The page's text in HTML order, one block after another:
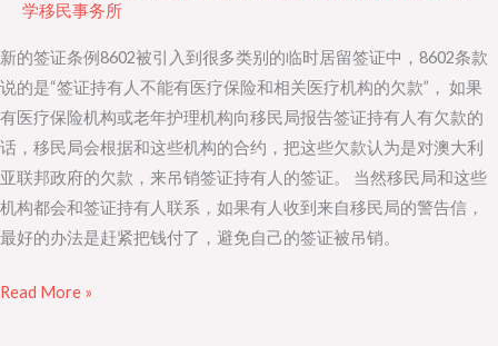
学移民事务所
新的签证条例8602被引入到很多类别的临时居留签证中，8602条款
说的是“签证持有人不能有医疗保险和相关医疗机构的欠款”， 如果
有医疗保险机构或老年护理机构向移民局报告签证持有人有欠款的
话，移民局会根据和这些机构的合约，把这些欠款认为是对澳大利
亚联邦政府的欠款，来吊销签证持有人的签证。 当然移民局和这些
机构都会和签证持有人联系，如果有人收到来自移民局的警告信，
最好的办法是赶紧把钱付了，避免自己的签证被吊销。
入
大
量
的
临
时
居
签
Read More »